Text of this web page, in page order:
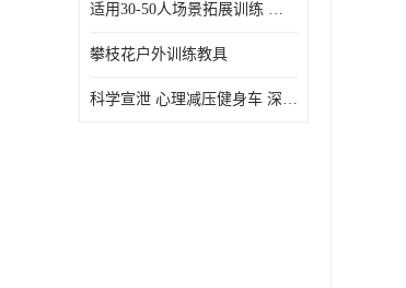
适用30-50人场景拓展训练 泰州社区活动心理训练教具 校园素质拓展工具箱
攀枝花户外训练教具
科学宣泄 心理减压健身车 深圳心理咨询室智能心理减压动感单车